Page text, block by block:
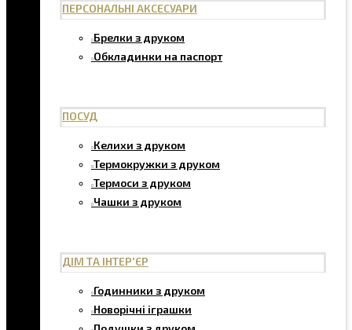
ПЕРСОНАЛЬНІ АКСЕСУАРИ
Брелки з друком
Обкладинки на паспорт
ПОСУД
Келихи з друком
Термокружки з друком
Термоси з друком
Чашки з друком
ДІМ ТА ІНТЕР'ЄР
Годинники з друком
Новорічні іграшки